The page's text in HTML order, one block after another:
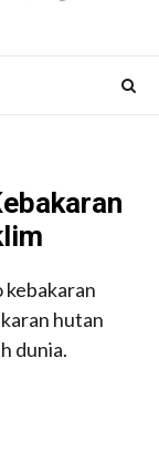
kebakaran
hutan
dunia.